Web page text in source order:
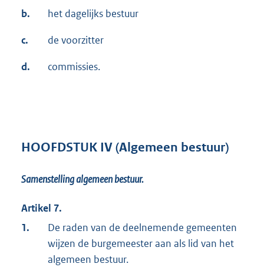
b. het dagelijks bestuur
c. de voorzitter
d. commissies.
HOOFDSTUK IV (Algemeen bestuur)
Samenstelling algemeen bestuur.
Artikel 7.
1.
De raden van de deelnemende gemeenten
wijzen de burgemeester aan als lid van het
algemeen bestuur.